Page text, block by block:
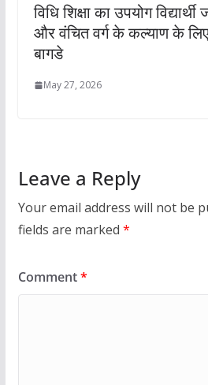
विधि शिक्षा का उपयोग
और वंचित वर्ग के कल्याण के
बागडे
May 27, 2026
Leave a Reply
Your email address will not be
fields are marked *
Comment*